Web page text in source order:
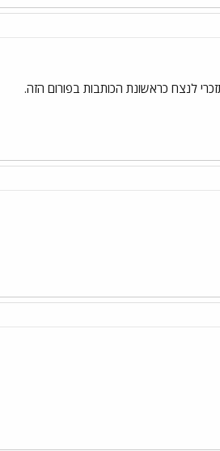
לנצח כראשונת הכותבות בפורום הזה.